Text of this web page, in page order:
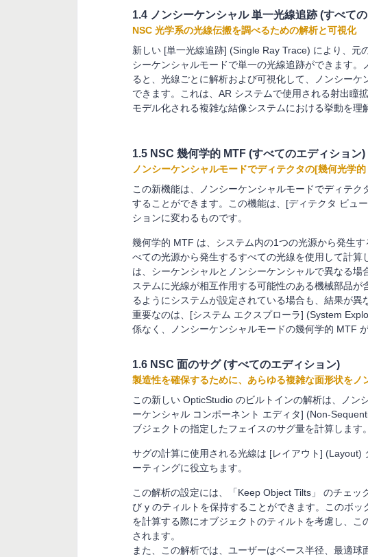
1.4 ノンシーケンシャル 単一光線追跡 (すべて
NSC 光学系の光線伝搬を調べるための解析と可視化
新しい [単一光線追跡] (Single Ray Trace) により、元
シーケンシャルモードで単一の光線追跡ができます
ると、光線ごとに解析および可視化して、ノンシー
できます。これは、AR システムで使用される射出瞳
モデル化される複雑な結像システムにおける挙動を理
1.5 NSC 幾何学的 MTF (すべてのエディション)
ノンシーケンシャルモードでディテクタの[幾何光学
この新機能は、ノンシーケンシャルモードでディテ
することができます。この機能は、[ディテクタ ビュ
ションに変わるものです。
幾何学的 MTF は、システム内の1つの光源から発生
べての光源から発生するすべての光線を使用して計
は、シーケンシャルとノンシーケンシャルで異なる
ステムに光線が相互作用する可能性のある機械部品
るようにシステムが設定されている場合も、結果が異
重要なのは、[システム エクスプローラ] (System
係なく、ノンシーケンシャルモードの幾何学的 MTF
1.6 NSC 面のサグ (すべてのエディション)
製造性を確保するために、あらゆる複雑な面形状を
この新しい OpticStudio のビルトインの解析は、ノン
ーケンシャル コンポーネント エディタ] (Non-
ブジェクトの指定したフェイスのサグ量を計算します。
サグの計算に使用される光線は [レイアウト] (Layout)
ーティングに役立ちます。
この解析の設定には、「Keep Object Tilts」 のチェッ
び y のティルトを保持することができます。このボ
を計算する際にオブジェクトのティルトを考慮し、
されます。
また、この解析では、ユーザーはベース半径、最適